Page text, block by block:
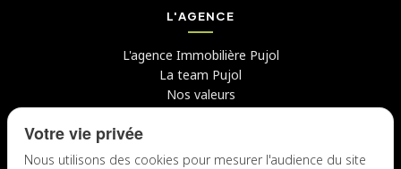
L'AGENCE
L'agence Immobilière Pujol
La team Pujol
Nos valeurs
Avis clients
Candidater chez nous
Votre vie privée
Nous utilisons des cookies pour mesurer l'audience du site